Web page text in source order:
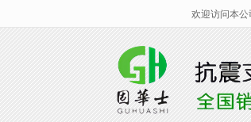
很遗憾，因您的
欢迎访问本